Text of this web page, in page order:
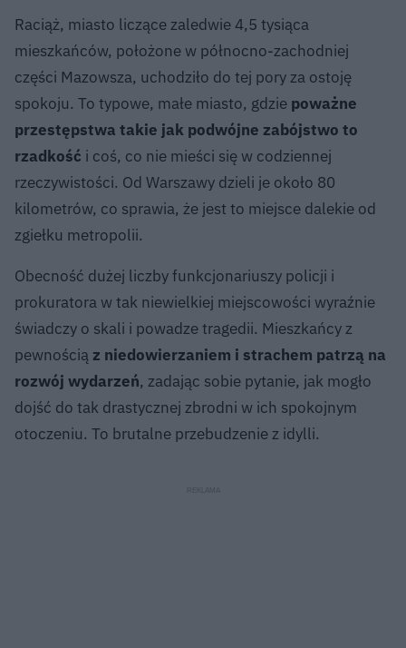
Raciąż, miasto liczące zaledwie 4,5 tysiąca
mieszkańców, położone w północno-zachodniej
części Mazowsza, uchodziło do tej pory za ostoję
spokoju. To typowe, małe miasto, gdzie poważne
przestępstwa takie jak podwójne zabójstwo to
rzadkość i coś, co nie mieści się w codziennej
rzeczywistości. Od Warszawy dzieli je około 80
kilometrów, co sprawia, że jest to miejsce dalekie od
zgiełku metropolii.
Obecność dużej liczby funkcjonariuszy policji i
prokuratora w tak niewielkiej miejscowości wyraźnie
świadczy o skali i powadze tragedii. Mieszkańcy z
pewnością z niedowierzaniem i strachem patrzą na
rozwój wydarzeń, zadając sobie pytanie, jak mogło
dojść do tak drastycznej zbrodni w ich spokojnym
otoczeniu. To brutalne przebudzenie z idylli.